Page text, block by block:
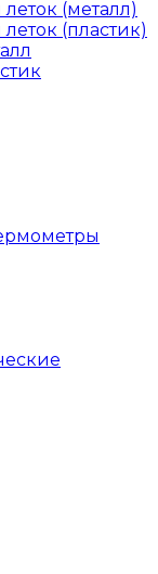
(металл)
(пластик)